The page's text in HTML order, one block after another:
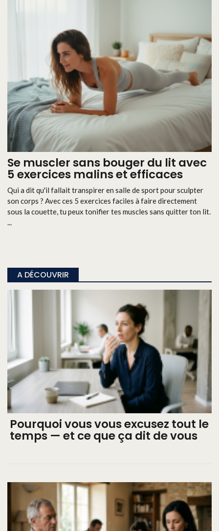
Se muscler sans bouger du lit avec
5 exercices malins et efficaces
Qui a dit qu'il fallait transpirer en salle de sport pour sculpter
son corps ? Avec ces 5 exercices faciles à faire directement
sous la couette, tu peux tonifier tes muscles sans quitter ton lit.
...
A DÉCOUVRIR
Pourquoi vous vous excusez tout le
temps — et ce que ça dit de vous